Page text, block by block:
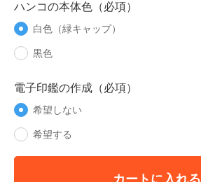
ハンコの本体色（必項）
白色（緑キャップ）
黒色
電子印鑑の作成（必項）
希望しない
希望する